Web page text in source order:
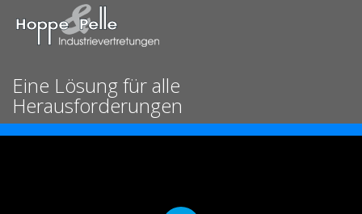
Eine Lösung für alle
Herausforderungen